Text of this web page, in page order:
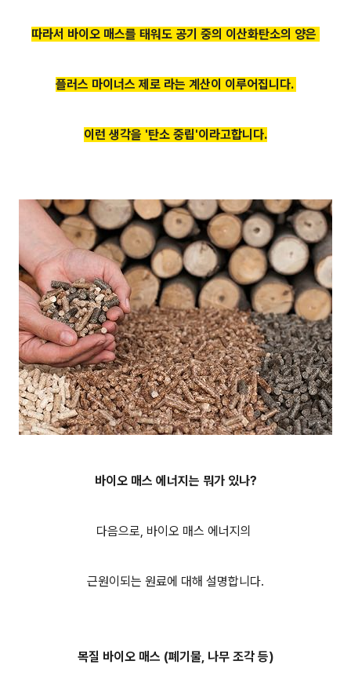
따라서 바이오 매스를 태워도 공기 중의 이산화탄소의 양은
플러스 마이너스 제로 라는 계산이 이루어집니다.
이런 생각을 '탄소 중립'이라고합니다.
바이오 매스 에너지는 뭐가 있나?
다음으로, 바이오 매스 에너지의
근원이되는 원료에 대해 설명합니다.
목질 바이오 매스 (폐기물, 나무 조각 등)